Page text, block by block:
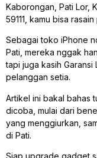
Kaborongan, Pati Lor,
59111, kamu bisa
Sebagai toko iPhone
Pati, mereka nggak
tapi juga kasih
pelanggan setia.
Artikel ini bakal bahas
dicoba, mulai dari
yang menggiurkan,
di Pati.
Siap upgrade gadget